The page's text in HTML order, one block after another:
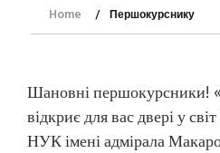
Home Першокурснику
Шановні першокурсники!
відкриє для вас двері у
НУК імені адмірала